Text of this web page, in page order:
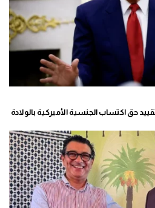
حق اكتساب الجنسية الأميركية بالولادة